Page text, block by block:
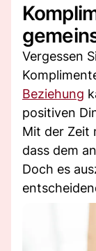
Vergessen
Beziehung
positiven
Mit der Zeit
dass dem
Doch es